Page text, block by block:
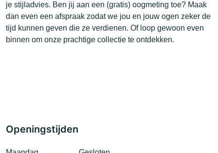
je stijladvies. Ben jij aan een (gratis) oogmeting toe? Maak
dan even een afspraak zodat we jou en jouw ogen zeker de
tijd kunnen geven die ze verdienen. Of loop gewoon even
binnen om onze prachtige collectie te ontdekken.
Openingstijden